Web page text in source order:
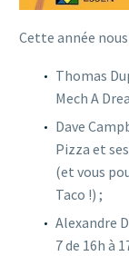
Cette année
Thomas
Mech A
Dave
Pizza et
(et vous
Taco !) ;
Alexandre
7 de 16h à